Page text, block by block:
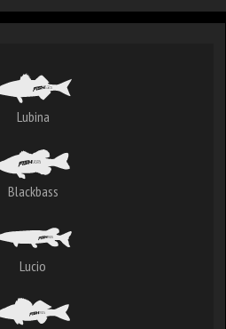
Lubina
Blackbass
Lucio